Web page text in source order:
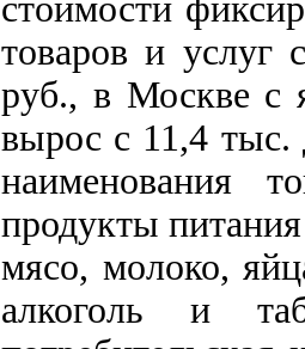
стоимости
товаров и услуг
руб., в Москве с
вырос с 11,4 тыс.
наименования
продукты
мясо, молоко,
алкоголь и